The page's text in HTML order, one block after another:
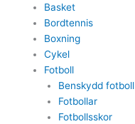
Basket
Bordtennis
Boxning
Cykel
Fotboll
Benskydd fotboll
Fotbollar
Fotbollsskor